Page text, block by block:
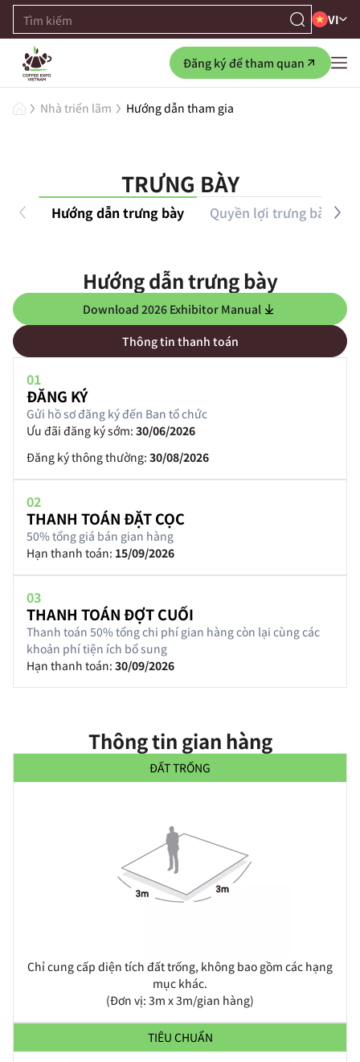
VI
Đăng ký để tham quan
Nhà triển lãm Hướng dẫn tham gia
TRƯNG BÀY
Hướng dẫn trưng bày Quyền lợi trưng bày
Hướng dẫn trưng bày
Download 2026 Exhibitor Manual
Thông tin thanh toán
01
ĐĂNG KÝ
Gửi hồ sơ đăng ký đến Ban tổ chức
Ưu đãi đăng ký sớm: 30/06/2026
Đăng ký thông thường: 30/08/2026
02
THANH TOÁN ĐẶT CỌC
50% tổng giá bán gian hàng
Hạn thanh toán: 15/09/2026
03
THANH TOÁN ĐỢT CUỐI
Thanh toán 50% tổng chi phí gian hàng còn lại cùng các
khoản phí tiện ích bổ sung
Hạn thanh toán: 30/09/2026
Thông tin gian hàng
ĐẤT TRỐNG
Chỉ cung cấp diện tích đất trống, không bao gồm các hạng
mục khác.
(Đơn vị: 3m x 3m/gian hàng)
TIÊU CHUẨN